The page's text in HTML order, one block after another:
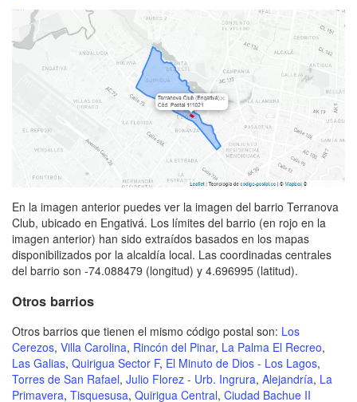
En la imagen anterior puedes ver la imagen del barrio Terranova
Club, ubicado en Engativá. Los límites del barrio (en rojo en la
imagen anterior) han sido extraídos basados en los mapas
disponibilizados por la alcaldía local. Las coordinadas centrales
del barrio son -74.088479 (longitud) y 4.696995 (latitud).
Otros barrios
Otros barrios que tienen el mismo código postal son: Los
Cerezos, Villa Carolina, Rincón del Pinar, La Palma El Recreo,
Las Galias, Quirigua Sector F, El Minuto de Dios - Los Lagos,
Torres de San Rafael, Julio Florez - Urb. Ingrura, Alejandría, La
Primavera, Tisquesusa, Quirigua Central, Ciudad Bachue II